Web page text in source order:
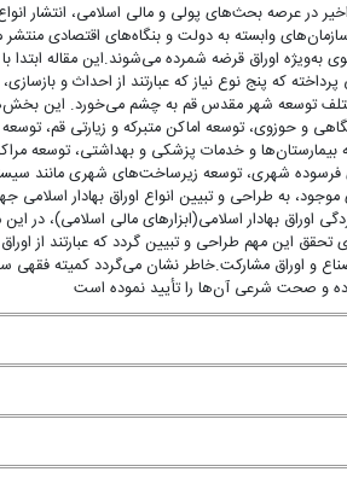
در عرصه بحث‌های پولی و مالی اسلامی، انتشار
وابسته به دولت و بنگاه‌های اقتصادی
ربوی به‌ویژه اوراق قرضه شمرده می‌شوند.این مقاله
که پنج نوع نیاز که عبارتند از احداث و
توسعه شهر مقدس قم به چشم می‌خورد. این بخش‌ها و
و حوزوی، توسعه اماکن متبرکه و زیارتی قم،
بیمارستان‌ها و خدمات پزشکی و بهداشتی، توسعه
شهری، توسعه زیرساخت‌‌های شهری مانند سیستم
موجود، به طراحی و تبیین انواع اوراق بهادار
اوراق بهادار اسلامی(ابزارهای مالی اسلامی)،
تحقق این مهم طراحی و تبیین گردد که عبارتند از
و اوراق مشارکت.خاطر نشان می‌گردد کمیته فقهی
و صحت شرعی آن‌ها را تأیید نموده است